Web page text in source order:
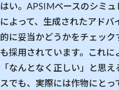
はい。APSIMベースのシミュ
によって、生成されたアドバ
的に妥当かどうかをチェック
も採用されています。これに
「なんとなく正しい」と思え
スでも、実際には作物にとっ